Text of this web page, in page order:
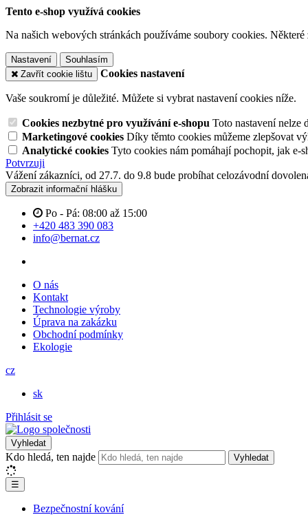
Tento e-shop využívá cookies
Na našich webových stránkách používáme soubory cookies.
Nastavení
Souhlasím
Zavřít cookie lištu
Cookies nastavení
Vaše soukromí je důležité. Můžete si vybrat nastavení cookies níže.
Cookies nezbytné pro využívání e-shopu Toto nastavení nelze
Marketingové cookies Díky těmto cookies můžeme zlepšovat
Analytické cookies Tyto cookies nám pomáhají pochopit, jak e-
Potvrzuji
Vážení zákazníci, od 27.7. do 9.8 bude probíhat celozávodní
Zobrazit informační hlášku
Po - Pá: 08:00 až 15:00
+420 483 390 083
info@bernat.cz
O nás
Kontakt
Technologie výroby
Úprava na zakázku
Obchodní podmínky
Ekologie
cz
sk
Přihlásit se
Vyhledat
Kdo hledá, ten najde Vyhledat
☰
Bezpečnostní kování